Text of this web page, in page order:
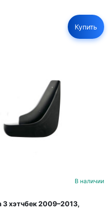
Купить
В наличии
3 хэтчбек 2009–2013,